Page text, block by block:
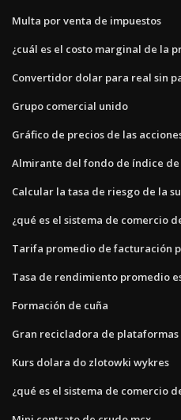
Multa por venta de impuestos
¿cuál es el costo marginal de la
Convertidor dolar para real sin
Grupo comercial unido
Gráfico de precios de las
Almirante del fondo de índice
Calcular la tasa de riesgo de la
¿qué es el sistema de comercio
Tarifa promedio de facturación
Tasa de rendimiento promedio
Formación de cuña
Gran recicladora de
Kurs dolara do zlotowki wykres
¿qué es el sistema de comercio